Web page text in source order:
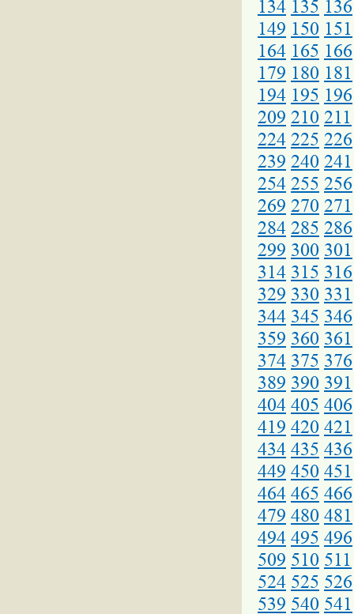
134 135 136
149 150 151
164 165 166
179 180 181
194 195 196
209 210 211
224 225 226
239 240 241
254 255 256
269 270 271
284 285 286
299 300 301
314 315 316
329 330 331
344 345 346
359 360 361
374 375 376
389 390 391
404 405 406
419 420 421
434 435 436
449 450 451
464 465 466
479 480 481
494 495 496
509 510 511
524 525 526
539 540 541